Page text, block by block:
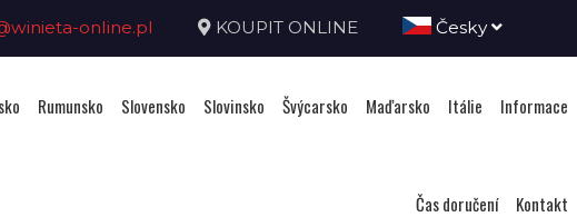
online.pl KOUPIT ONLINE Česky
Rumunsko Slovensko Slovinsko Švýcarsko Maďarsko Itálie Informace
Čas doručení Kontakt